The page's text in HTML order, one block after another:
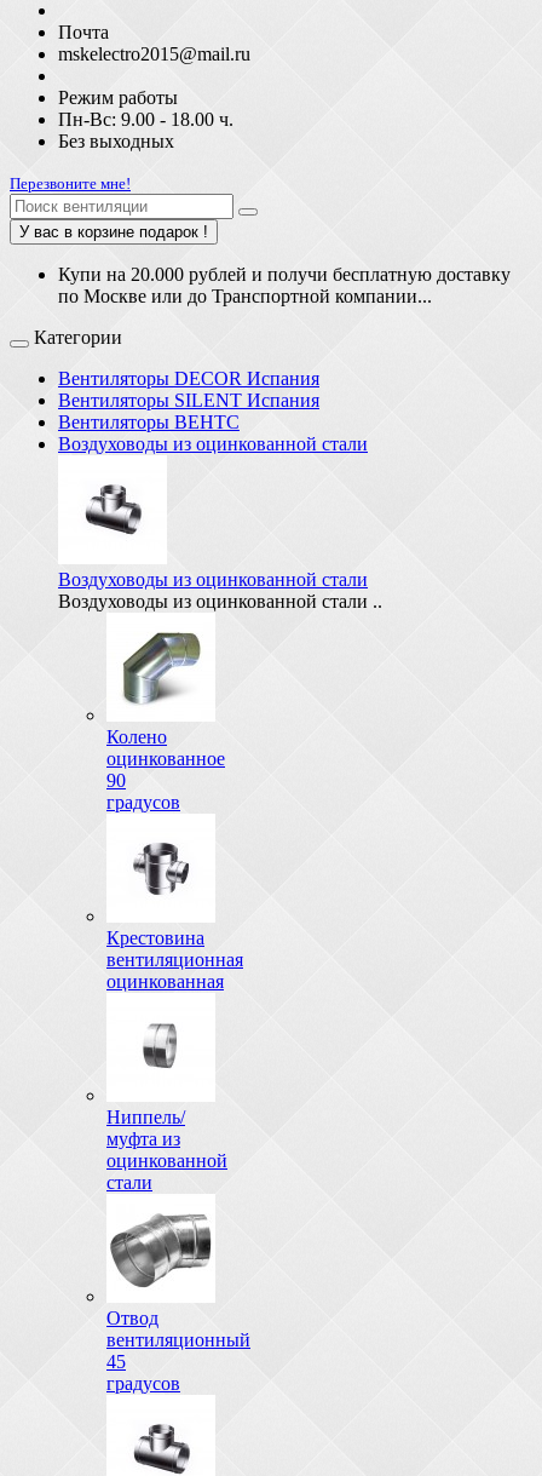
Почта
mskelectro2015@mail.ru
Режим работы
Пн-Вс: 9.00 - 18.00 ч.
Без выходных
Перезвоните мне!
У вас в корзине подарок !
Купи на 20.000 рублей и получи бесплатную доставку
по Москве или до Транспортной компании...
Категории
Вентиляторы DECOR Испания
Вентиляторы SILENT Испания
Вентиляторы ВЕНТС
Воздуховоды из оцинкованной стали
Воздуховоды из оцинкованной стали
Воздуховоды из оцинкованной стали ..
Колено
оцинкованное
90
градусов
Крестовина
вентиляционная
оцинкованная
Ниппель/
муфта из
оцинкованной
стали
Отвод
вентиляционный
45
градусов